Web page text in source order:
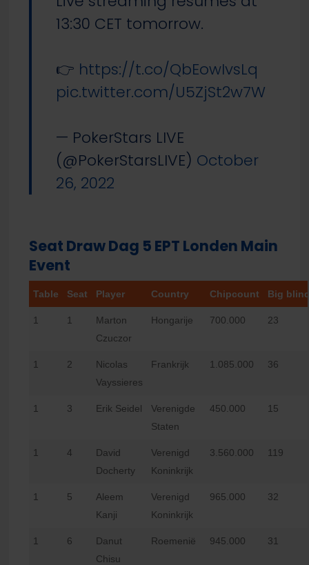
13:30 CET tomorrow.
👉 https://t.co/QbEowIvsLq
pic.twitter.com/U5ZjSt2w7W
— PokerStars LIVE
(@PokerStarsLIVE) October
26, 2022
Seat Draw Dag 5 EPT Londen Main
Event
Table Seat Player Country Chipcount Big
1 1
Marton
Czuczor
Hongarije 700.000 23
1 2
Nicolas
Vayssieres
Frankrijk 1.085.000 36
1 3 Erik Seidel
Verenigde
Staten
450.000 15
1 4
David
Docherty
Verenigd
Koninkrijk
3.560.000 119
1 5
Aleem
Kanji
Verenigd
Koninkrijk
965.000 32
1 6
Danut
Chisu
Roemenië 945.000 31